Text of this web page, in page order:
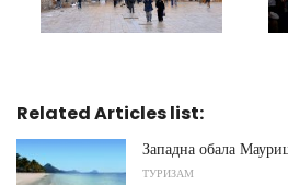
Related Articles list:
Западна обала
ТУРИЗАМ